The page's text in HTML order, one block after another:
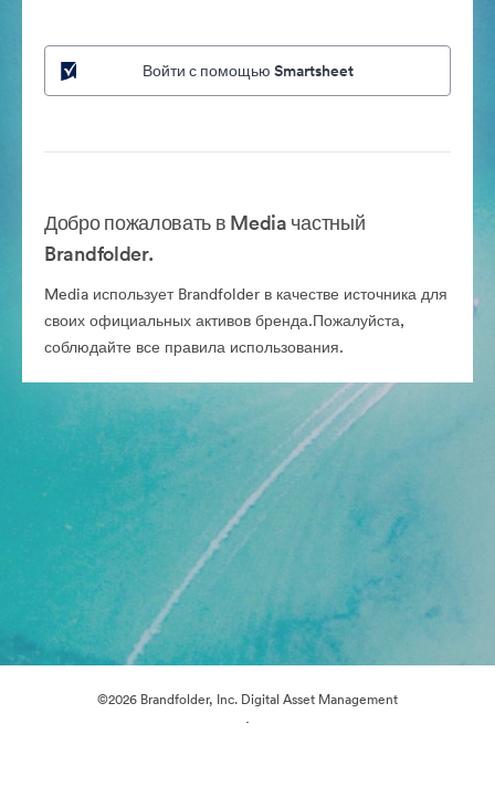
Войти с помощью Smartsheet
Добро пожаловать в Media частный
Brandfolder.
Media использует Brandfolder в качестве источника для
своих официальных активов бренда.Пожалуйста,
соблюдайте все правила использования.
©2026 Brandfolder, Inc. Digital Asset Management
·